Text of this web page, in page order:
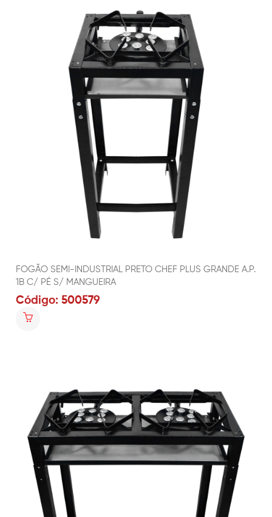
FOGÃO SEMI-INDUSTRIAL PRETO CHEF PLUS GRANDE A.P.
1B C/ PÉ S/ MANGUEIRA
Código: 500579